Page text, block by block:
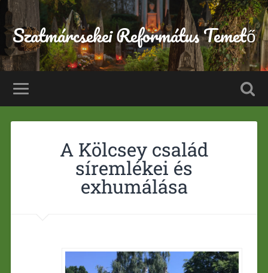
Szatmárcsekei Református Temető
A Kölcsey család
síremlékei és
exhumálása